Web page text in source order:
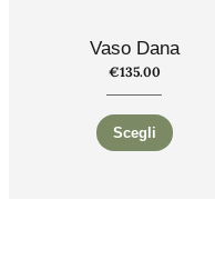
Vaso Dana
€135.00
Scegli